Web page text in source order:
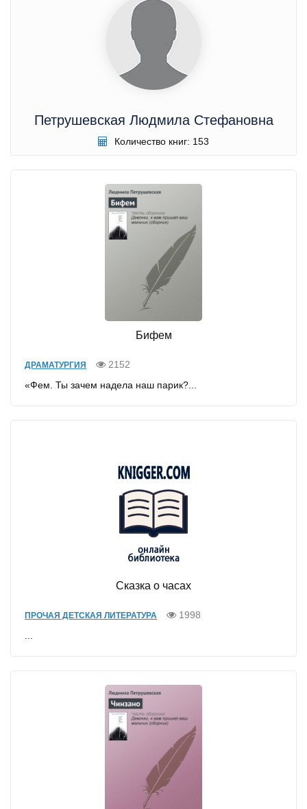
Петрушевская Людмила Стефановна
Количество книг: 153
Бифем
ДРАМАТУРГИЯ
2152
«Фем. Ты зачем надела наш парик?...
Сказка о часах
ПРОЧАЯ ДЕТСКАЯ ЛИТЕРАТУРА
1998